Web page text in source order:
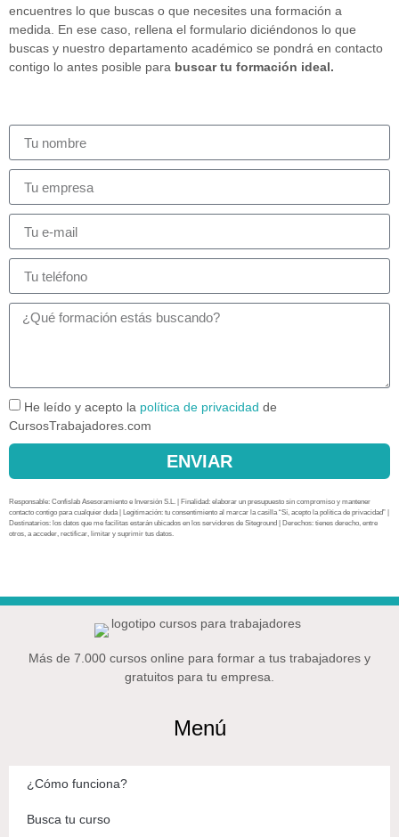
encuentres lo que buscas o que necesites una formación a
medida. En ese caso, rellena el formulario diciéndonos lo que
buscas y nuestro departamento académico se pondrá en contacto
contigo lo antes posible para buscar tu formación ideal.
He leído y acepto la política de privacidad de
CursosTrabajadores.com
ENVIAR
Responsable: Confislab Asesoramiento e Inversión S.L. | Finalidad: elaborar un presupuesto sin compromiso y mantener
contacto contigo para cualquier duda | Legitimación: tu consentimiento al marcar la casilla “Sí, acepto la política de privacidad” |
Destinatarios: los datos que me facilitas estarán ubicados en los servidores de Siteground | Derechos: tienes derecho, entre
otros, a acceder, rectificar, limitar y suprimir tus datos.
Más de 7.000 cursos online para formar a tus trabajadores y
gratuitos para tu empresa.
Menú
¿Cómo funciona?
Busca tu curso